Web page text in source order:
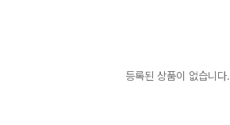
등록된 상품이 없습니다.